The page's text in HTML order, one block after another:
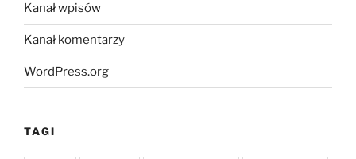
Kanał wpisów
Kanał komentarzy
WordPress.org
TAGI